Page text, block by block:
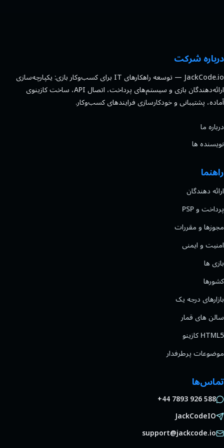
درباره شرکت
JackCode.io — توسعه راهکارهای IT برای کسب‌وکار بازی: یکپارچه‌سازی
ارائه‌دهندگان بازی و سیستم‌های پرداخت، اتصال API، ساخت کازینوی
آماده، پشتیبانی و خودکارسازی فرایندهای کسب‌وکار.
درباره ما
نویسنده ها
راهنما
ارائه دهندگان
پرداخت و PSP
مجوزها و مقررات
امنیت و ایمنی
بازی ها
کشورها
بازارهای درجه یک
سالن های قمار
HTML5 کازینو
موضوعات پرطرفدار
تماس‌ها
+44 7893 926 588
JackCodeIO
support@jackcode.io